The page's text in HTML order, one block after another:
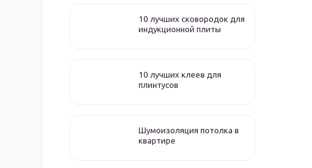
10 лучших сковородок для
индукционной плиты
10 лучших клеев для
плинтусов
Шумоизоляция потолка в
квартире